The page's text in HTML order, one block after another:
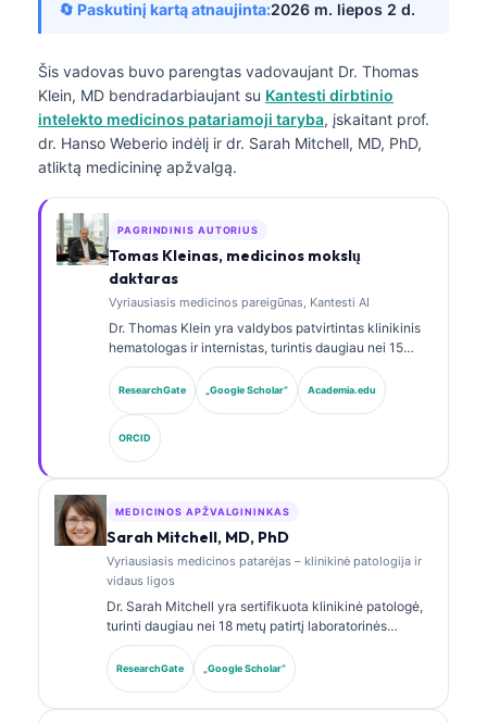
🔄 Paskutinį kartą atnaujinta:2026 m. liepos 2 d.
Šis vadovas buvo parengtas vadovaujant Dr. Thomas
Klein, MD bendradarbiaujant su Kantesti dirbtinio
intelekto medicinos patariamoji taryba, įskaitant prof.
dr. Hanso Weberio indėlį ir dr. Sarah Mitchell, MD, PhD,
atliktą medicininę apžvalgą.
PAGRINDINIS AUTORIUS
Tomas Kleinas, medicinos mokslų
daktaras
Vyriausiasis medicinos pareigūnas, Kantesti AI
Dr. Thomas Klein yra valdybos patvirtintas klinikinis
hematologas ir internistas, turintis daugiau nei 15
metų patirtį laboratorinės medicinos ir AI pagalba
atliekamos klinikinės analizės srityse. Būdamas
Kantesti AI vyriausiuoju medicinos pareigūnu, jis
užtikrina klinikinę nuosavo neuroninio tinklo
medicininio tikslumo priežiūrą. Dr. Klein yra plačiai
publikavęs biomarkerių interpretavimo ir
laboratorinės diagnostikos laboratorinės medicinos
ResearchGate „Google Scholar“ Academia.edu
ORCID
MEDICINOS APŽVALGININKAS
Sarah Mitchell, MD, PhD
Vyriausiasis medicinos patarėjas – klinikinė patologija ir
vidaus ligos
Dr. Sarah Mitchell yra sertifikuota klinikinė patologė,
turinti daugiau nei 18 metų patirtį laboratorinės
medicinos ir diagnostinės analizės srityje. Ji turi
klinikinės chemijos specializacijos sertifikatus ir
plačiai publikavo biomarkerių panelių bei
ResearchGate „Google Scholar“